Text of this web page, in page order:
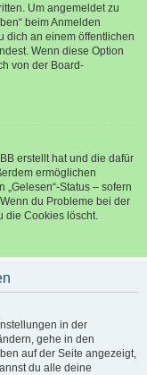
Um angemeldet zu
beim Anmelden
dich an einem öffentlichen
Wenn diese Option
von der Board-
erstellt hat und die dafür
ermöglichen
Status – sofern
du Probleme bei der
die Cookies löscht.
in der
gehe in den
auf der Seite angezeigt,
du alle deine